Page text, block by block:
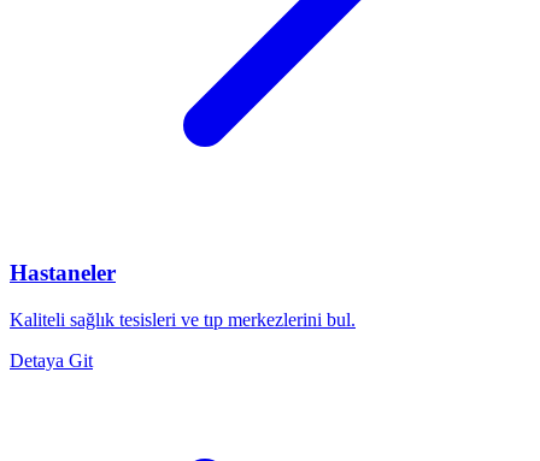
Hastaneler
Kaliteli sağlık tesisleri ve tıp merkezlerini bul.
Detaya Git